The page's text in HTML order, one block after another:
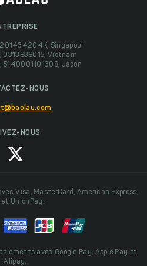
Singapour
0313838015, Vietnam
5140001101308, Japon
NOUS
NOUS
Visa, MasterCard, American Express,
et UnionPay.
avec Google Pay, Apple Pay et
Alipay.